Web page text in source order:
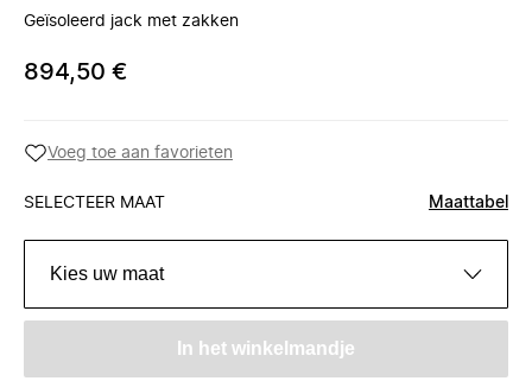
Geïsoleerd jack met zakken
894,50 €
Voeg toe aan favorieten
SELECTEER MAAT Maattabel
Kies uw maat
In het winkelmandje